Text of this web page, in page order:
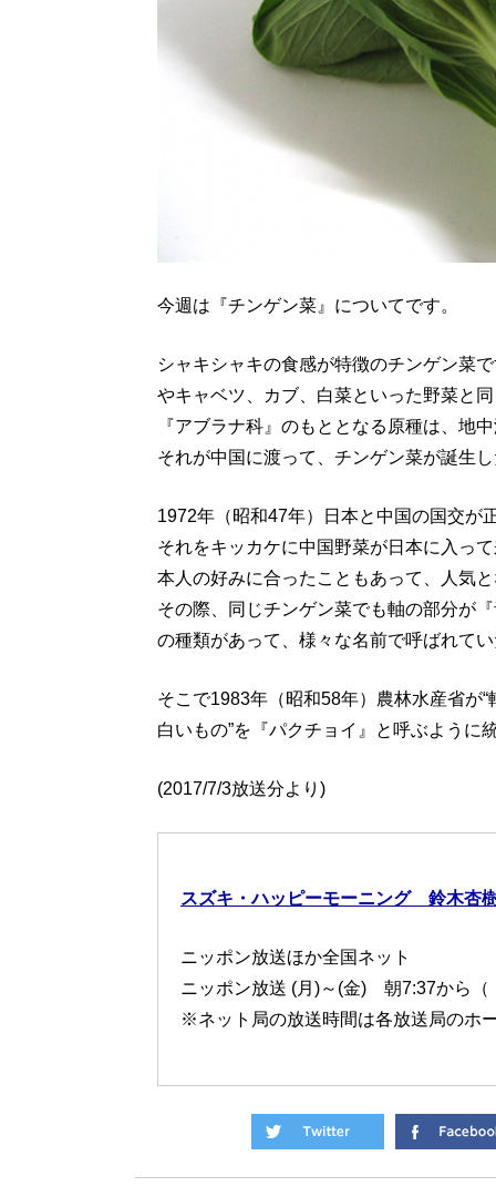
今週は『チンゲン菜』についてです。
シャキシャキの食感が特徴のチンゲン菜
やキャベツ、カブ、白菜といった野菜と
『アブラナ科』のもととなる原種は、地
それが中国に渡って、チンゲン菜が誕生
1972年（昭和47年）日本と中国の国交が
それをキッカケに中国野菜が日本に入っ
本人の好みに合ったこともあって、人気
その際、同じチンゲン菜でも軸の部分が
の種類があって、様々な名前で呼ばれて
そこで1983年（昭和58年）農林水産省が
白いもの”を『パクチョイ』と呼ぶように
(2017/7/3放送分より)
スズキ・ハッピーモーニング 鈴木杏
ニッポン放送ほか全国ネット
ニッポン放送 (月)～(金) 朝7:37から（
※ネット局の放送時間は各放送局のホ